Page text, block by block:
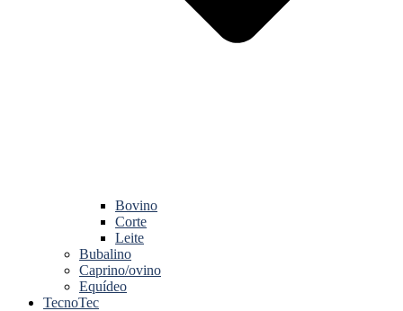
Bovino
Corte
Leite
Bubalino
Caprino/ovino
Equídeo
TecnoTec